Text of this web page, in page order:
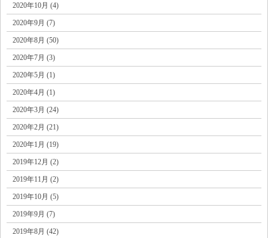
2020年10月 (4)
2020年9月 (7)
2020年8月 (50)
2020年7月 (3)
2020年5月 (1)
2020年4月 (1)
2020年3月 (24)
2020年2月 (21)
2020年1月 (19)
2019年12月 (2)
2019年11月 (2)
2019年10月 (5)
2019年9月 (7)
2019年8月 (42)